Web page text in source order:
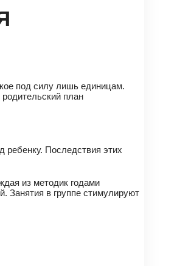
под силу лишь единицам.
план
ребенку. Последствия этих
из методик годами
Занятия в группе стимулируют